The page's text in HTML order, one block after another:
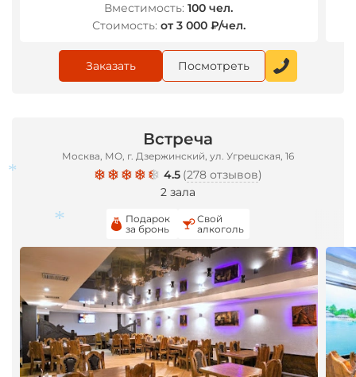
Вместимость: 100 чел.
Стоимость: от 3 000 ₽/чел.
Заказать Посмотреть
Встреча
Москва, МО, г. Дзержинский, ул. Угрешская, 16
4.5 (278 отзывов)
2 зала
Подарок
за бронь
Свой
алкоголь
*